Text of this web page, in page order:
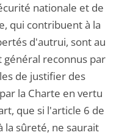
nationale et de
qui contribuent à la
d'autrui, sont au
reconnus par
de justifier des
la Charte en vertu
que si l'article 6 de
la sûreté, ne saurait